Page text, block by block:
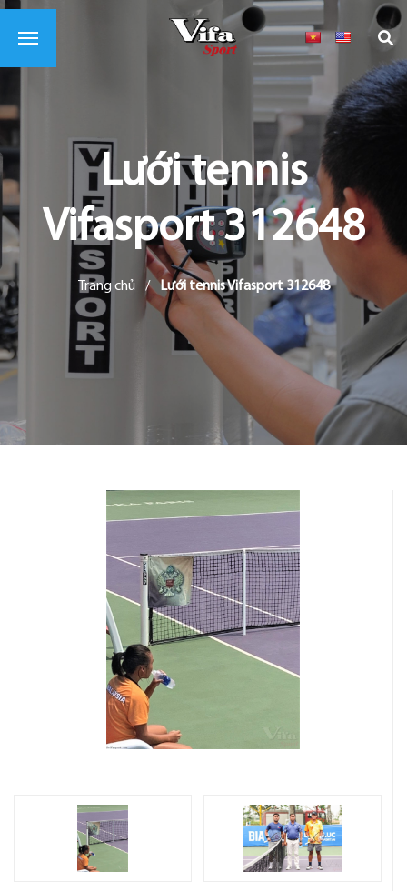
Lưới tennis
Vifasport 312648
Trang chủ / Lưới tennis Vifasport 312648